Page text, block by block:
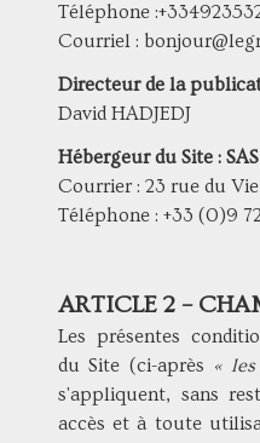
Téléphone
Courriel :
Directeur de la
David HADJEDJ
Hébergeur du Site :
Courrier : 23 rue du
Téléphone : +33 (0)9
ARTICLE 2 –
Les présentes
du Site (ci-après «
s'appliquent, sans
accès et à toute